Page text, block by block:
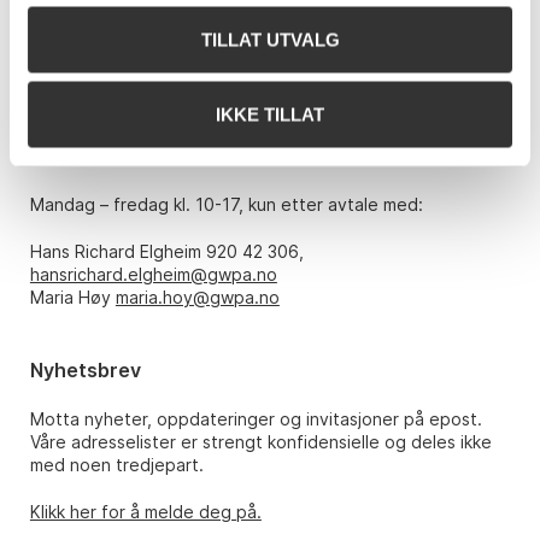
TILLAT UTVALG
IKKE TILLAT
0151 Oslo
E-post:post@gwpa.no
Åpningstider
Mandag – fredag kl. 10-17, kun etter avtale med:
Hans Richard Elgheim 920 42 306,
hansrichard.elgheim@gwpa.no
Maria Høy maria.hoy@gwpa.no
Nyhetsbrev
Motta nyheter, oppdateringer og invitasjoner på epost.
Våre adresselister er strengt konfidensielle og deles ikke
med noen tredjepart.
Klikk her for å melde deg på.